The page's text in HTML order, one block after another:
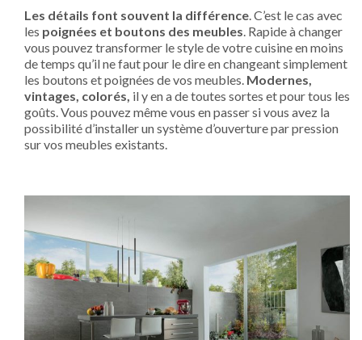
Les détails font souvent la différence . C’est le cas avec
les poignées et boutons des meubles . Rapide à changer
vous pouvez transformer le style de votre cuisine en moins
de temps qu’il ne faut pour le dire en changeant simplement
les boutons et poignées de vos meubles. Modernes,
vintages, colorés, il y en a de toutes sortes et pour tous les
goûts. Vous pouvez même vous en passer si vous avez la
possibilité d’installer un système d’ouverture par pression
sur vos meubles existants.